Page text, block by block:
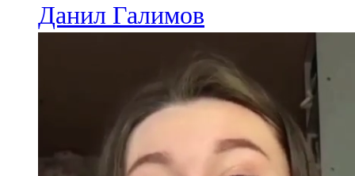
Данил Галимов